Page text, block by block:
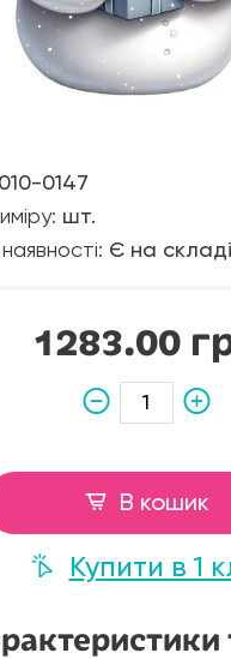
0147
шт.
наявності: Є на складі
1283.00
В кошик
Купити в 1